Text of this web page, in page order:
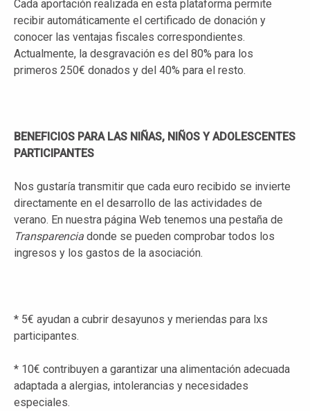
Cada aportación realizada en esta plataforma permite
recibir automáticamente el certificado de donación y
conocer las ventajas fiscales correspondientes.
Actualmente, la desgravación es del 80% para los
primeros 250€ donados y del 40% para el resto.
BENEFICIOS PARA LAS NIÑAS, NIÑOS Y ADOLESCENTES
PARTICIPANTES
Nos gustaría transmitir que cada euro recibido se invierte
directamente en el desarrollo de las actividades de
verano. En nuestra página Web tenemos una pestaña de
Transparencia donde se pueden comprobar todos los
ingresos y los gastos de la asociación.
* 5€ ayudan a cubrir desayunos y meriendas para lxs
participantes.
* 10€ contribuyen a garantizar una alimentación adecuada
adaptada a alergias, intolerancias y necesidades
especiales.